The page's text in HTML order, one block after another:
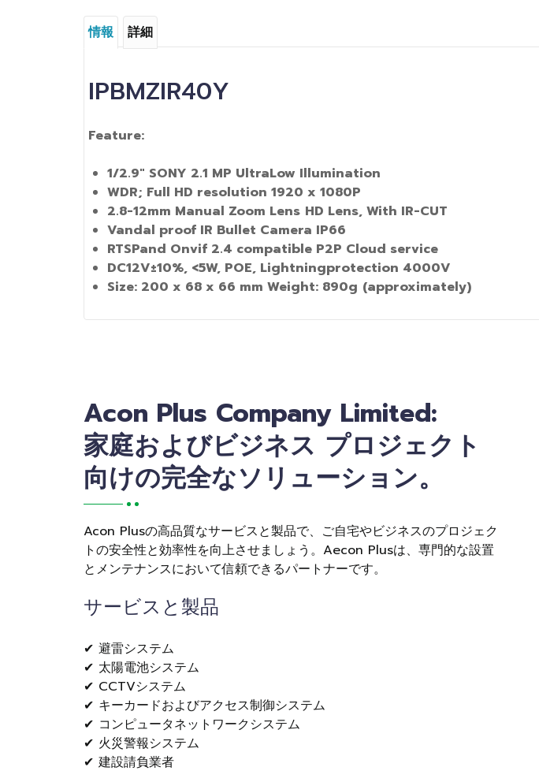
情報 詳細
IPBMZIR40Y
Feature:
1/2.9" SONY 2.1 MP UltraLow Illumination
WDR; Full HD resolution 1920 x 1080P
2.8-12mm Manual Zoom Lens HD Lens, With IR-CUT
Vandal proof IR Bullet Camera IP66
RTSPand Onvif 2.4 compatible P2P Cloud service
DC12V±10%, <5W, POE, Lightningprotection 4000V
Size: 200 x 68 x 66 mm Weight: 890g (approximately)
Acon Plus Company Limited:
家庭およびビジネス プロジェクト
向けの完全なソリューション。
Acon Plusの高品質なサービスと製品で、ご自宅やビジネスのプロジェク
トの安全性と効率性を向上させましょう。Aecon Plusは、専門的な設置
とメンテナンスにおいて信頼できるパートナーです。
サービスと製品
✔ 避雷システム
✔ 太陽電池システム
✔ CCTVシステム
✔ キーカードおよびアクセス制御システム
✔ コンピュータネットワークシステム
✔ 火災警報システム
✔ 建設請負業者